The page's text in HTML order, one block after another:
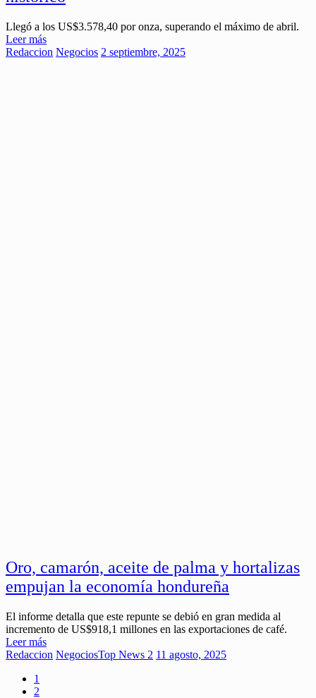
Llegó a los US$3.578,40 por onza, superando el máximo de abril.
Leer más
Redaccion Negocios 2 septiembre, 2025
Oro, camarón, aceite de palma y hortalizas
empujan la economía hondureña
El informe detalla que este repunte se debió en gran medida al
incremento de US$918,1 millones en las exportaciones de café.
Leer más
Redaccion NegociosTop News 2 11 agosto, 2025
1
2